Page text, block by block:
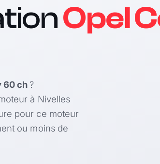
Opel
60 ch?
à Nivelles
pour ce moteur
ou moins de